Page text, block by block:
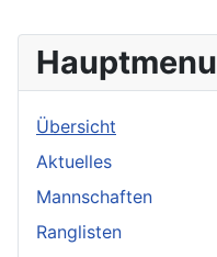
Hauptmenu
Übersicht
Aktuelles
Mannschaften
Ranglisten